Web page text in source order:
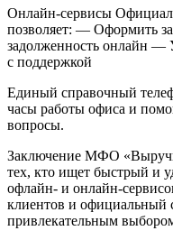
Онлайн-сервисы
позволяет: — Оформить
задолженность онлайн —
с поддержкой
Единый справочный
часы работы офиса и
вопросы.
Заключение МФО
тех, кто ищет быстрый и
офлайн- и онлайн-
клиентов и официальный
привлекательным